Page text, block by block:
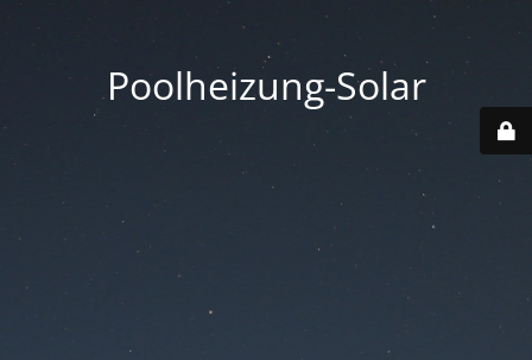
Poolheizung-Solar